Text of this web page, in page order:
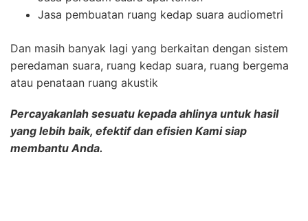
Jasa pembuatan ruang kedap suara audiometri
Dan masih banyak lagi yang berkaitan dengan sistem
peredaman suara, ruang kedap suara, ruang bergema
atau penataan ruang akustik
Percayakanlah sesuatu kepada ahlinya untuk hasil
yang lebih baik, efektif dan efisien Kami siap
membantu Anda.